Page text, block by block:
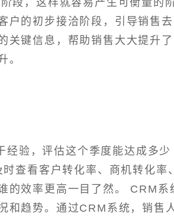
段，这样就容易产生可衡量的
户的初步接洽阶段，引导销售去
关键信息，帮助销售大大提升了
。
经验，评估这个季度能达成多少
查看客户转化率、商机转化率
的效率更高一目了然。 CRM系
和趋势。通过CRM系统，销售